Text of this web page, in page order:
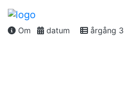
Om datum årgång 3